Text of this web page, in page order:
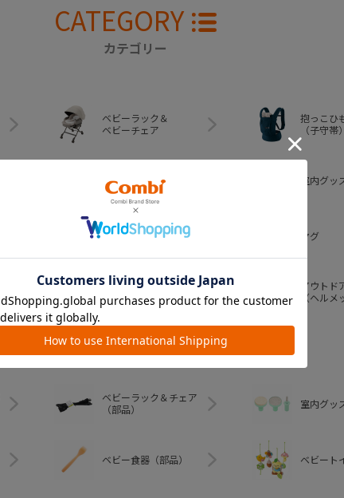
CATEGORY
カテゴリー
ベビーラック＆
ベビーチェア
抱っこひ
（子守帯）
トイレグッズ
室内グッ
ベビー食器 マグ
アウトド
（ヘルメ
ベビーラック＆チェア
（部品）
室内グッ
ベビー食器（部品） ベビート